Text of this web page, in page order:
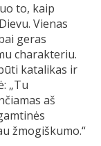
to, kaip
Vienas
geras
charakteriu.
katalikas ir
„Tu
aš
žmogiškumo.“